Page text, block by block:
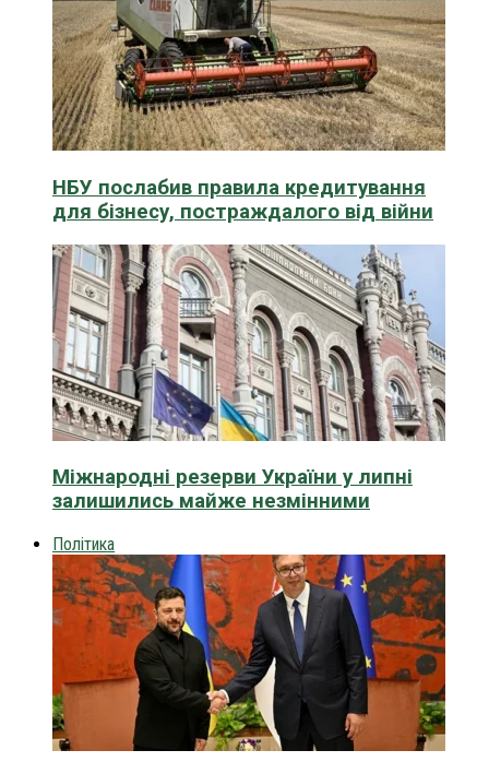
НБУ послабив правила кредитування
для бізнесу, постраждалого від війни
Міжнародні резерви України у липні
залишились майже незмінними
Політика